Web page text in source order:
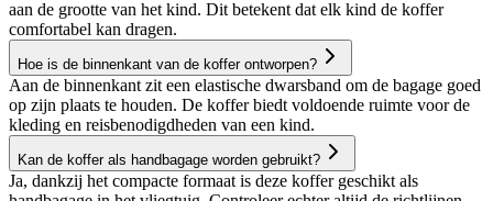
aan de grootte van het kind. Dit betekent dat elk kind de koffer
comfortabel kan dragen.
Hoe is de binnenkant van de koffer ontworpen?
Aan de binnenkant zit een elastische dwarsband om de bagage goed
op zijn plaats te houden. De koffer biedt voldoende ruimte voor de
kleding en reisbenodigdheden van een kind.
Kan de koffer als handbagage worden gebruikt?
Ja, dankzij het compacte formaat is deze koffer geschikt als